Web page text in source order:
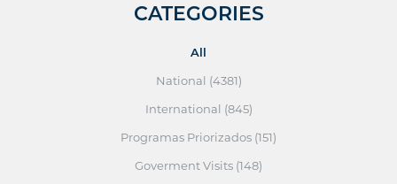
CATEGORIES
All
National (4381)
International (845)
Programas Priorizados (151)
Goverment Visits (148)